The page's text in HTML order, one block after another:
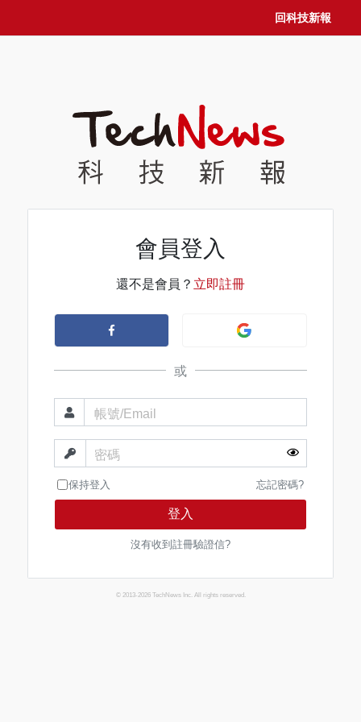
回科技新報
會員登入
還不是會員？ 立即註冊
或
帳號/Email
密碼
保持登入 忘記密碼?
登入
沒有收到註冊驗證信?
© 2013-2026 TechNews Inc. All rights reserved.